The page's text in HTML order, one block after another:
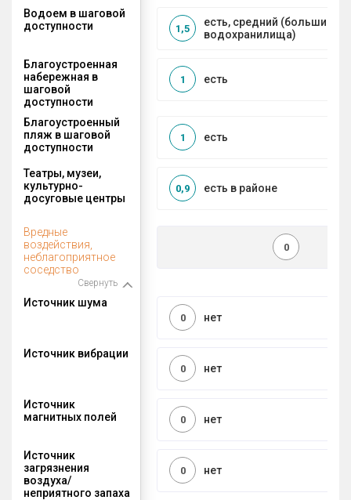
Водоем в шаговой
доступности
есть, средний (большие
водохранилища)
1,5
Благоустроенная
набережная в
шаговой
доступности
есть
1
Благоустроенный
пляж в шаговой
доступности
есть
1
Театры, музеи,
культурно-
досуговые центры
есть в районе
0,9
Вредные
воздействия,
неблагоприятное
соседство
Свернуть
0
Источник шума
нет
0
Источник вибрации
нет
0
Источник
магнитных полей
нет
0
Источник
загрязнения
воздуха/
неприятного запаха
нет
0